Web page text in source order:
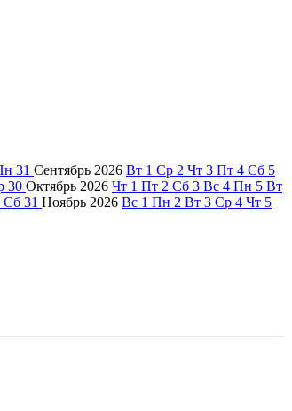
31 Сентябрь 2026 Вт 1 Ср 2 Чт 3 Пт 4 Сб 5
30 Октябрь 2026 Чт 1 Пт 2 Сб 3 Вс 4 Пн 5 Вт
Сб 31 Ноябрь 2026 Вс 1 Пн 2 Вт 3 Ср 4 Чт 5